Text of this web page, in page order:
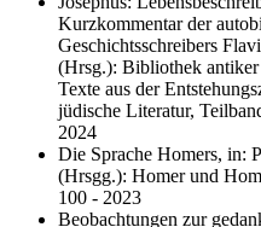
Kurzkommentar der
Geschichtsschreibers
(Hrsg.): Bibliothek
Texte aus der
jüdische Literatur,
2024
Die Sprache Homers, in:
(Hrsgg.): Homer und
100 - 2023
Beobachtungen zur